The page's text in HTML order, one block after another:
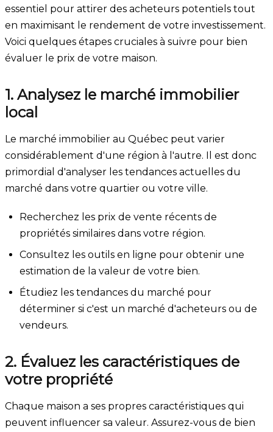
essentiel pour attirer des acheteurs potentiels tout
en maximisant le rendement de votre investissement.
Voici quelques étapes cruciales à suivre pour bien
évaluer le prix de votre maison.
1. Analysez le marché immobilier
local
Le marché immobilier au Québec peut varier
considérablement d'une région à l'autre. Il est donc
primordial d'analyser les tendances actuelles du
marché dans votre quartier ou votre ville.
Recherchez les prix de vente récents de
propriétés similaires dans votre région.
Consultez les outils en ligne pour obtenir une
estimation de la valeur de votre bien.
Étudiez les tendances du marché pour
déterminer si c'est un marché d'acheteurs ou de
vendeurs.
2. Évaluez les caractéristiques de
votre propriété
Chaque maison a ses propres caractéristiques qui
peuvent influencer sa valeur. Assurez-vous de bien